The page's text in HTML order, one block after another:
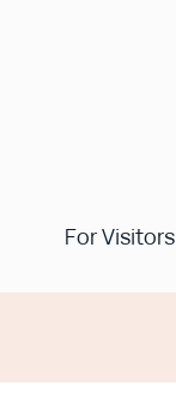
For Visitors